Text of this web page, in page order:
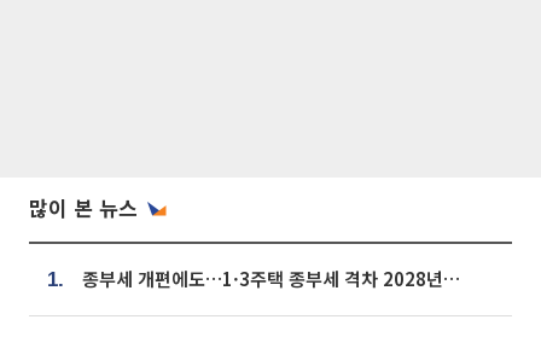
많이 본 뉴스
1. 종부세 개편에도…1·3주택 종부세 격차 2028년부터 확대